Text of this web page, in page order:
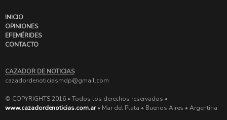
INICIO
OPINIONES
EFEMÉRIDES
CONTACTO
CAZADOR DE NOTICIAS
cazadordenoticiasmdp@gmail.com
© COPYRIGHTS 2016 • Todos los derechos reservados •
www.cazadordenoticias.com.ar• Mar del Plata • Buenos Aires • Argentina